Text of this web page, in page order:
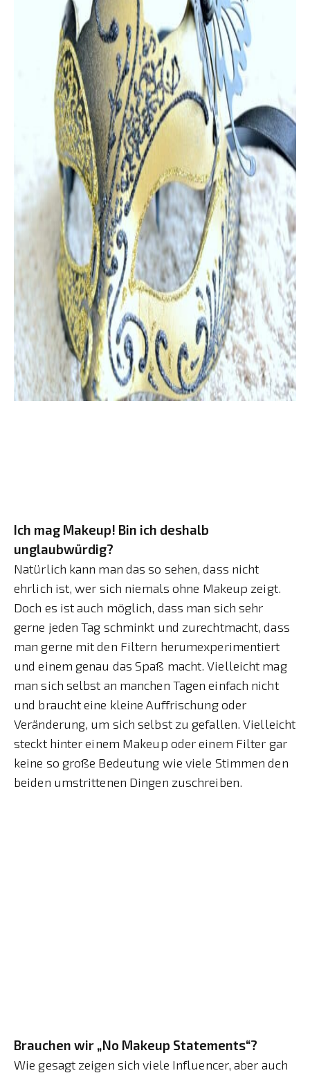
Ich mag Makeup! Bin ich deshalb
unglaubwürdig?
Natürlich kann man das so sehen, dass nicht
ehrlich ist, wer sich niemals ohne Makeup zeigt.
Doch es ist auch möglich, dass man sich sehr
gerne jeden Tag schminkt und zurechtmacht, dass
man gerne mit den Filtern herumexperimentiert
und einem genau das Spaß macht. Vielleicht mag
man sich selbst an manchen Tagen einfach nicht
und braucht eine kleine Auffrischung oder
Veränderung, um sich selbst zu gefallen. Vielleicht
steckt hinter einem Makeup oder einem Filter gar
keine so große Bedeutung wie viele Stimmen den
beiden umstrittenen Dingen zuschreiben.
Brauchen wir „No Makeup Statements“?
Wie gesagt zeigen sich viele Influencer, aber auch